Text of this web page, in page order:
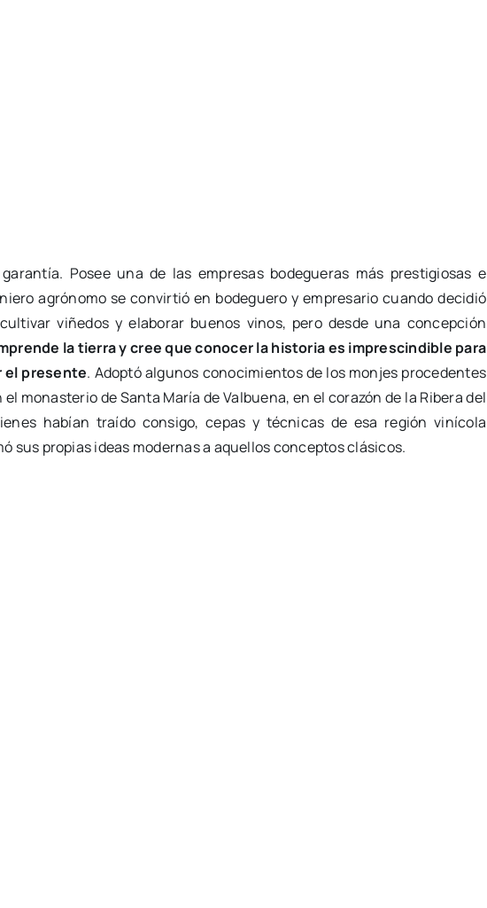
Posee una de las empresas bodegueras más prestigiosas e
agrónomo se convirtió en bodeguero y empresario cuando decidió
viñedos y elaborar buenos vinos, pero desde una concepción
la tierra y cree que conocer la historia es imprescindible para
el presente. Adoptó algunos conocimientos de los monjes procedentes
monasterio de Santa María de Valbuena, en el corazón de la Ribera del
habían traído consigo, cepas y técnicas de esa región vinícola
sus propias ideas modernas a aquellos conceptos clásicos.